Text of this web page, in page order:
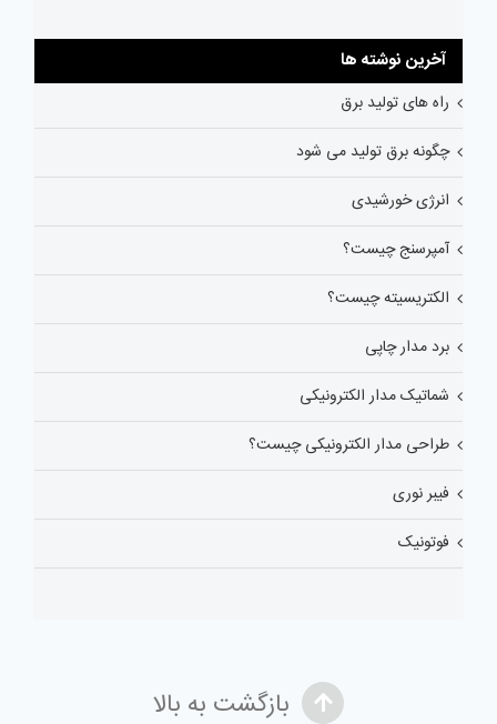
آخرین نوشته ها
راه های تولید برق
چگونه برق تولید می شود
انرژی خورشیدی
آمپرسنج چیست؟
الکتریسیته چیست؟
برد مدار چاپی
شماتیک مدار الکترونیکی
طراحی مدار الکترونیکی چیست؟
فیبر نوری
فوتونیک
بازگشت به بالا